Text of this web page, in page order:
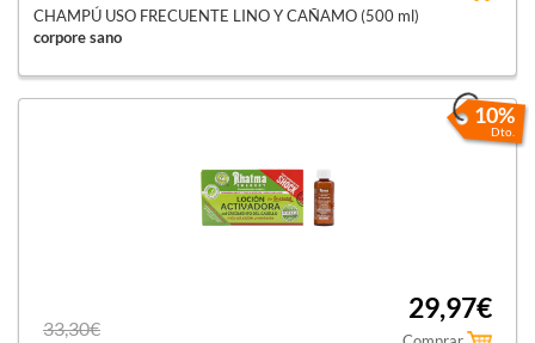
CHAMPÚ USO FRECUENTE LINO Y CAÑAMO (500 ml)
corpore sano
10%
Dto.
33,30€
29,97€